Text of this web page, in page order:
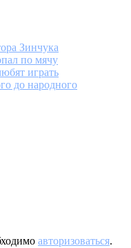
Зинчука
по мячу
играть
до народного
авторизоваться.